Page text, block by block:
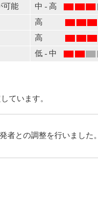
可能
中 - 高
高
高
低 - 中
ています。
者との調整を行いました。